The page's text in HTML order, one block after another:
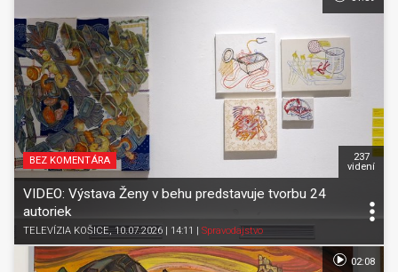
BEZ KOMENTÁRA
VIDEO: Výstava Ženy v behu predstavuje tvorbu 24
autoriek
TELEVÍZIA KOŠICE, 10.07.2026 | 14:11 Spravodajstvo
237
videní
02:08